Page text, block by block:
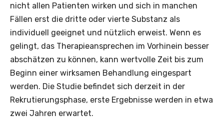
nicht allen Patienten wirken und sich in manchen
Fällen erst die dritte oder vierte Substanz als
individuell geeignet und nützlich erweist. Wenn es
gelingt, das Therapieansprechen im Vorhinein besser
abschätzen zu können, kann wertvolle Zeit bis zum
Beginn einer wirksamen Behandlung eingespart
werden. Die Studie befindet sich derzeit in der
Rekrutierungsphase, erste Ergebnisse werden in etwa
zwei Jahren erwartet.